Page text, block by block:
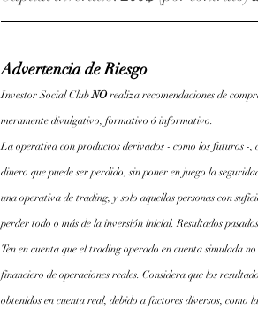
Advertencia de Riesgo
Investor Social Club NO realiza recomendaciones de
meramente divulgativo, formativo ó informativo.
La operativa con productos derivados - como los futuros -,
dinero que puede ser perdido, sin poner en juego la
una operativa de trading, y solo aquellas personas con
perder todo o más de la inversión inicial. Resultados
Ten en cuenta que el trading operado en cuenta simulada
financiero de operaciones reales. Considera que los
obtenidos en cuenta real, debido a factores diversos, como